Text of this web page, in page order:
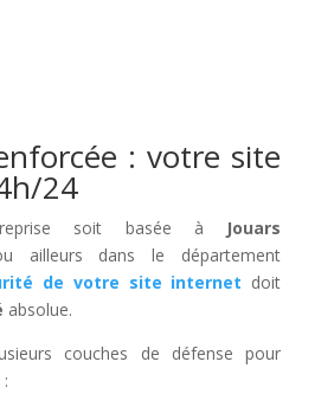
: votre site
24
soit basée à Jouars
ailleurs dans le département
de votre site internet doit
absolue.
couches de défense pour